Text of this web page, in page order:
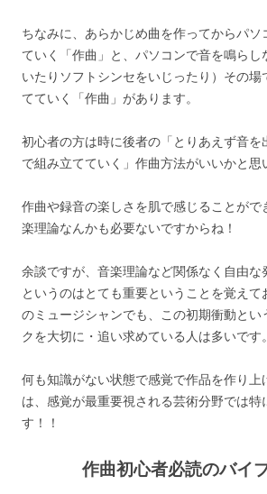
ちなみに、あらかじめ曲を作ってからパソ
ていく「作曲」と、パソコンで音を鳴らし
いたりソフトシンセをいじったり）その場
てていく「作曲」があります。
初心者の方は時に後者の「とりあえず音を
で組み立てていく」作曲方法がいいかと思
作曲や録音の楽しさを肌で感じることがで
楽理論なんかも必要ないですからね！
余談ですが、音楽理論など関係なく自由な
というのはとても重要ということを覚えて
のミュージシャンでも、この初期衝動とい
クを大切に・追い求めている人は多いです。
何も知識がない状態で感覚で作品を作り上
は、感覚が最重要視される芸術分野では特
す！！
作曲初心者必読のバイ